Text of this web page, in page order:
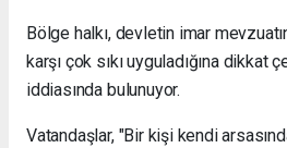
Bölge halkı, devletin imar
karşı çok sıkı uyguladığına
iddiasında bulunuyor.
Vatandaşlar, "Bir kişi kendi